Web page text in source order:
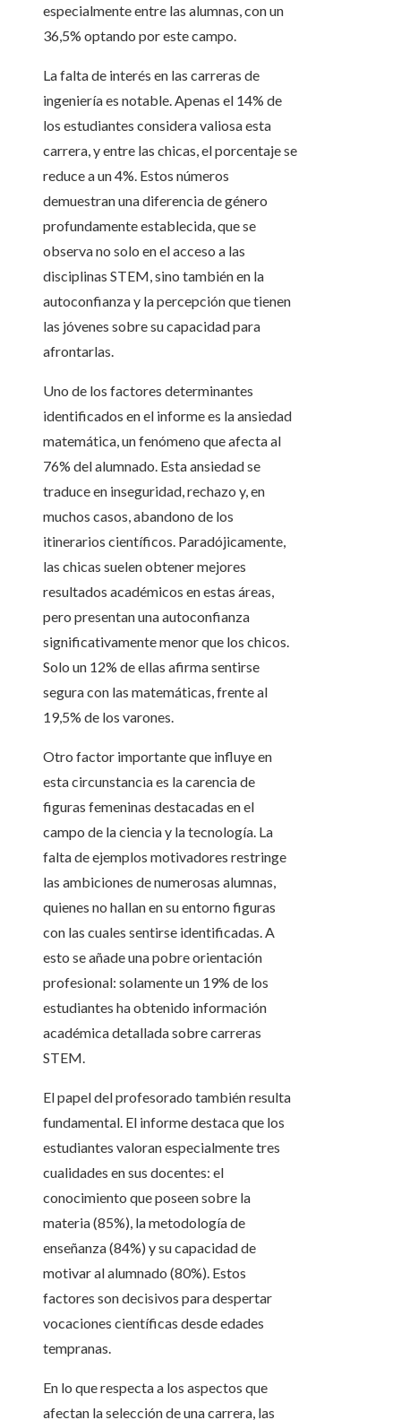
especialmente entre las alumnas, con un
36,5% optando por este campo.
La falta de interés en las carreras de
ingeniería es notable. Apenas el 14% de
los estudiantes considera valiosa esta
carrera, y entre las chicas, el porcentaje se
reduce a un 4%. Estos números
demuestran una diferencia de género
profundamente establecida, que se
observa no solo en el acceso a las
disciplinas STEM, sino también en la
autoconfianza y la percepción que tienen
las jóvenes sobre su capacidad para
afrontarlas.
Uno de los factores determinantes
identificados en el informe es la ansiedad
matemática, un fenómeno que afecta al
76% del alumnado. Esta ansiedad se
traduce en inseguridad, rechazo y, en
muchos casos, abandono de los
itinerarios científicos. Paradójicamente,
las chicas suelen obtener mejores
resultados académicos en estas áreas,
pero presentan una autoconfianza
significativamente menor que los chicos.
Solo un 12% de ellas afirma sentirse
segura con las matemáticas, frente al
19,5% de los varones.
Otro factor importante que influye en
esta circunstancia es la carencia de
figuras femeninas destacadas en el
campo de la ciencia y la tecnología. La
falta de ejemplos motivadores restringe
las ambiciones de numerosas alumnas,
quienes no hallan en su entorno figuras
con las cuales sentirse identificadas. A
esto se añade una pobre orientación
profesional: solamente un 19% de los
estudiantes ha obtenido información
académica detallada sobre carreras
STEM.
El papel del profesorado también resulta
fundamental. El informe destaca que los
estudiantes valoran especialmente tres
cualidades en sus docentes: el
conocimiento que poseen sobre la
materia (85%), la metodología de
enseñanza (84%) y su capacidad de
motivar al alumnado (80%). Estos
factores son decisivos para despertar
vocaciones científicas desde edades
tempranas.
En lo que respecta a los aspectos que
afectan la selección de una carrera, las